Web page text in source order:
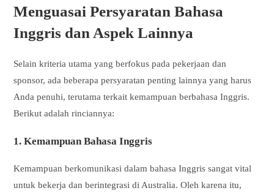
Menguasai Persyaratan Bahasa
Inggris dan Aspek Lainnya
Selain kriteria utama yang berfokus pada pekerjaan dan
sponsor, ada beberapa persyaratan penting lainnya yang harus
Anda penuhi, terutama terkait kemampuan berbahasa Inggris.
Berikut adalah rinciannya:
1. Kemampuan Bahasa Inggris
Kemampuan berkomunikasi dalam bahasa Inggris sangat vital
untuk bekerja dan berintegrasi di Australia. Oleh karena itu,